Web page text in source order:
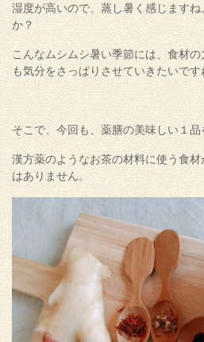
湿度が高いので、蒸し暑く感じます
か？
こんなムシムシ暑い季節には、食材
も気分をさっぱりさせていきたいです
そこで、今回も、薬膳の美味しい１品
漢方薬のようなお茶の材料に使う食
はありません。